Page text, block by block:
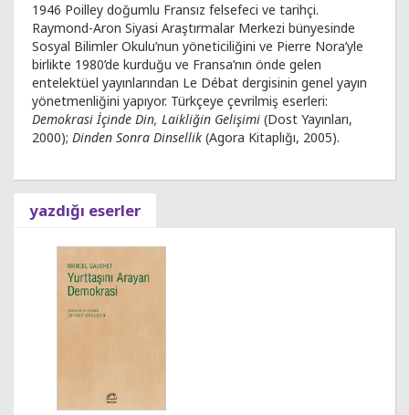
1946 Poilley doğumlu Fransız felsefeci ve tarihçi.
Raymond-Aron Siyasi Araştırmalar Merkezi bünyesinde
Sosyal Bilimler Okulu’nun yöneticiliğini ve Pierre Nora’yle
birlikte 1980’de kurduğu ve Fransa’nın önde gelen
entelektüel yayınlarından Le Débat dergisinin genel yayın
yönetmenliğini yapıyor. Türkçeye çevrilmiş eserleri:
Demokrasi İçinde Din, Laikliğin Gelişimi (Dost Yayınları,
2000); Dinden Sonra Dinsellik (Agora Kitaplığı, 2005).
yazdığı eserler